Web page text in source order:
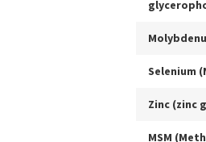
Selenium
Zinc (zinc
MSM